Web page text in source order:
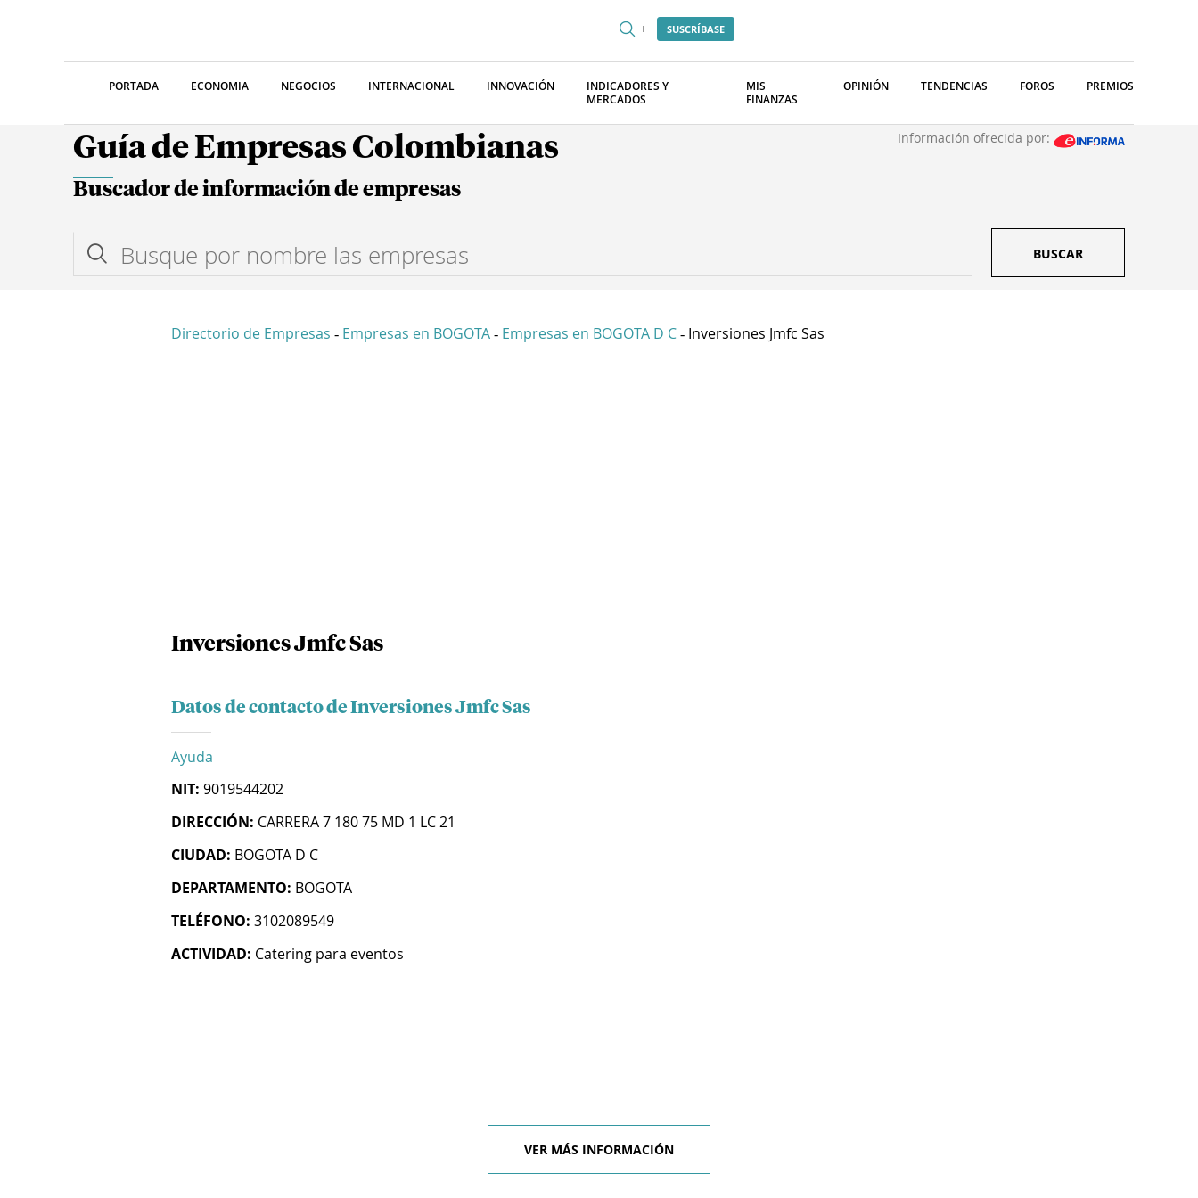
SUSCRÍBASE
PORTADA ECONOMIA NEGOCIOS INTERNACIONAL INNOVACIÓN
INDICADORES Y
MERCADOS
MIS
FINANZAS
OPINIÓN TENDENCIAS FOROS PREMIOS
Guía de Empresas Colombianas Información ofrecida por:
Buscador de información de empresas
BUSCAR
Directorio de Empresas - Empresas en BOGOTA - Empresas en BOGOTA D C - Inversiones Jmfc Sas
Inversiones Jmfc Sas
Datos de contacto de Inversiones Jmfc Sas
Ayuda
NIT: 9019544202
DIRECCIÓN: CARRERA 7 180 75 MD 1 LC 21
CIUDAD: BOGOTA D C
DEPARTAMENTO: BOGOTA
TELÉFONO: 3102089549
ACTIVIDAD: Catering para eventos
VER MÁS INFORMACIÓN